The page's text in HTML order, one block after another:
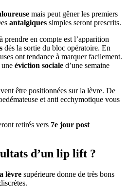
mais peut gêner les premiers
antalgiques simples seront prescrits.
prendre en compte est l’apparition
dès la sortie du bloc opératoire. En
ont tendance à marquer facilement.
éviction sociale d’une semaine
être positionnées sur la lèvre. De
et anti ecchymotique vous
retirés vers 7e jour post
d’un lip lift ?
lèvre supérieure donne de très bons